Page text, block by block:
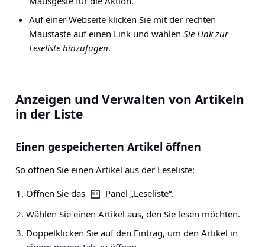
Auf einer Webseite klicken Sie mit der rechten
Maustaste auf einen Link und wählen Sie Link zur
Leseliste hinzufügen.
Anzeigen und Verwalten von Artikeln
in der Liste
Einen gespeicherten Artikel öffnen
So öffnen Sie einen Artikel aus der Leseliste:
Öffnen Sie das
Panel „Leseliste“.
Wählen Sie einen Artikel aus, den Sie lesen möchten.
Doppelklicken Sie auf den Eintrag, um den Artikel in